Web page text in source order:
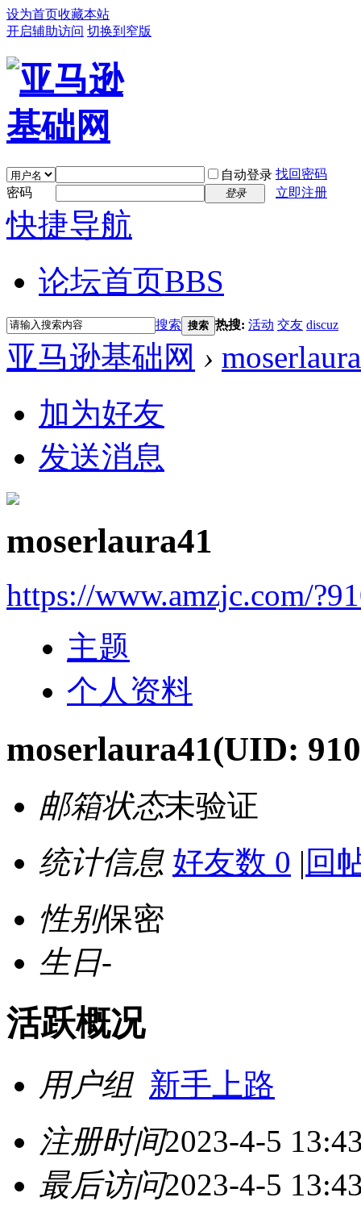
设为首页收藏本站
开启辅助访问 切换到窄版
自动登录 找回密码
密码
登录 立即注册
快捷导航
论坛首页BBS
搜索 搜索 热搜: 活动 交友 discuz
亚马逊基础网 ›
加为好友
发送消息
moserlaura41
https://www.amzjc.com/
主题
个人资料
moserlaura41(UID:
邮箱状态未验证
统计信息 好友数 0 | 回
性别保密
生日-
活跃概况
用户组 新手上路
注册时间2023-4-5
最后访问2023-4-5